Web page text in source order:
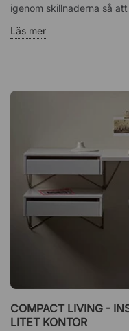
igenom skillnaderna så
Läs mer
COMPACT LIVING -
LITET KONTOR